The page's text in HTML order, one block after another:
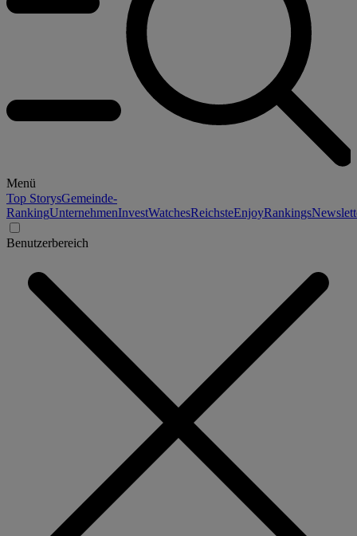
Menü
Top StorysGemeinde-
RankingUnternehmenInvestWatchesReichsteEnjoyRankings
Benutzerbereich